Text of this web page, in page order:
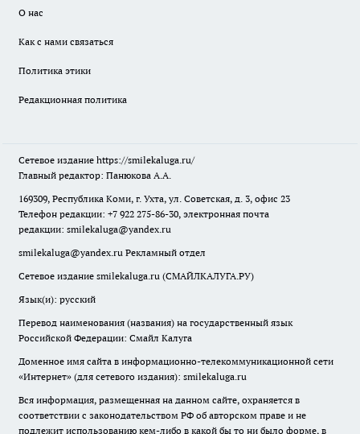
О нас
Как с нами связаться
Политика этики
Редакционная политика
Сетевое издание https://smilekaluga.ru/
Главный редактор: Панюкова А.А.
169309, Республика Коми, г. Ухта, ул. Советская, д. 3, офис 23
Телефон редакции: +7 922 275-86-30, электронная почта
редакции: smilekaluga@yandex.ru
smilekaluga@yandex.ru Рекламный отдел
Сетевое издание smilekaluga.ru (СМАЙЛКАЛУГА.РУ)
Язык(и): русский
Перевод наименования (названия) на государственный язык
Российской Федерации: Смайл Калуга
Доменное имя сайта в информационно-телекоммуникационной сети
«Интернет» (для сетевого издания): smilekaluga.ru
Вся информация, размещенная на данном сайте, охраняется в
соответствии с законодательством РФ об авторском праве и не
подлежит использованию кем-либо в какой бы то ни было форме, в